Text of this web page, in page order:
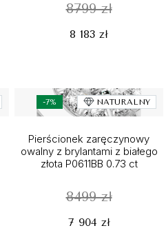
8799 zł
8 183 zł
-7% NATURALNY
Pierścionek zaręczynowy
owalny z brylantami z białego
złota P0611BB 0.73 ct
8499 zł
7 904 zł